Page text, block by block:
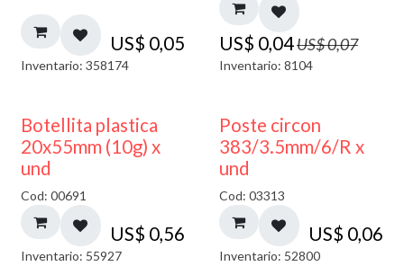
US$ 0,05
Inventario: 358174
US$ 0,04US$0,07
Inventario: 8104
Botellita plastica
20x55mm (10g) x
und
Cod: 00691
US$ 0,56
Inventario: 55927
Poste circon
383/3.5mm/6/R x
und
Cod: 03313
US$ 0,06
Inventario: 52800